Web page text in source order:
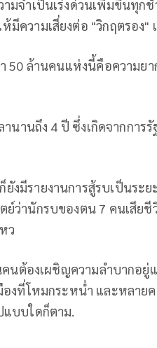
มจำเป็นเร่งด่วนเพิ่มขึ้นทุกชั่
มีความเสี่ยงต่อ "วิกฤตรอง"
50 ล้านคนแห่งนี้คือความยา
นานถึง 4 ปี ซึ่งเกิดจากการ
มีรายงานการสู้รบเป็นระย
ว่านักรบของตน 7 คนเสียชี
ว
ต้องเผชิญความลำบากอยู่แ
งที่โหมกระหน่ำ และหลาย
บบใดก็ตาม.